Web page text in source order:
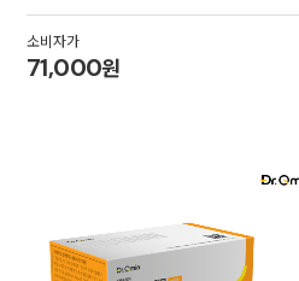
소비자가
71,000원